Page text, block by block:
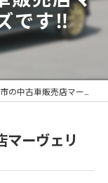
です‼️
販売店マーヴェリックカーズです‼️
マーヴェリ